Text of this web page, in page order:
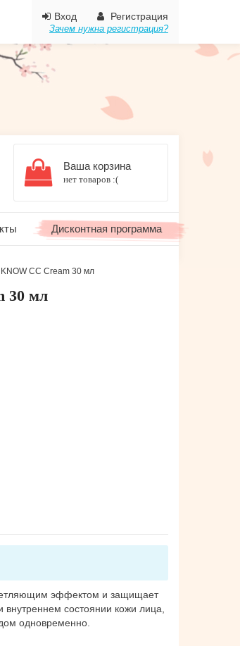
Вход Регистрация
Зачем нужна регистрация?
Ваша корзина
нет товаров :(
Дисконтная программа
CC Cream 30 мл
30 мл
эффектом и защищает
внутреннем состоянии кожи лица,
одновременно.